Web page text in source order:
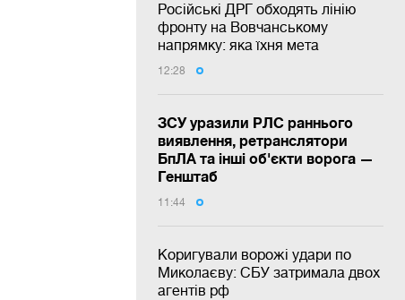
Російські ДРГ обходять лінію
фронту на Вовчанському
напрямку: яка їхня мета
12:28
ЗСУ уразили РЛС раннього
виявлення, ретранслятори
БпЛА та інші об'єкти ворога —
Генштаб
11:44
Коригували ворожі удари по
Миколаєву: СБУ затримала двох
агентів рф